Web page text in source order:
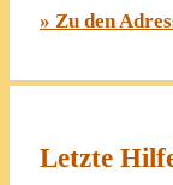
» Zu den
Letzte